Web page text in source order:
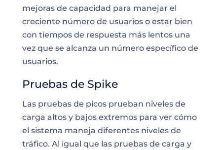
mejoras de capacidad para manejar el
creciente número de usuarios o estar bien
con tiempos de respuesta más lentos una
vez que se alcanza un número específico de
usuarios.
Pruebas de Spike
Las pruebas de picos prueban niveles de
carga altos y bajos extremos para ver cómo
el sistema maneja diferentes niveles de
tráfico. Al igual que las pruebas de carga y